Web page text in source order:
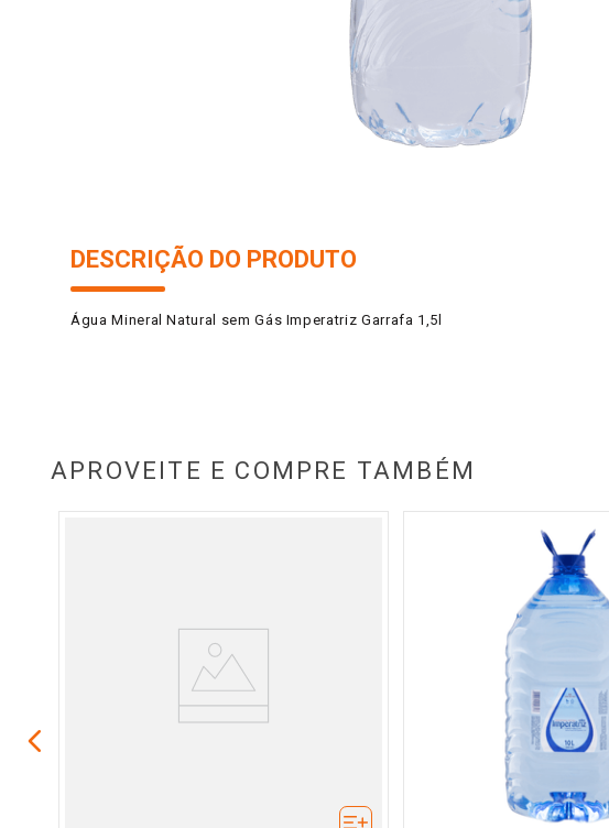
DESCRIÇÃO DO PRODUTO
Água Mineral Natural sem Gás Imperatriz Garrafa 1,5l
APROVEITE E COMPRE TAMBÉM